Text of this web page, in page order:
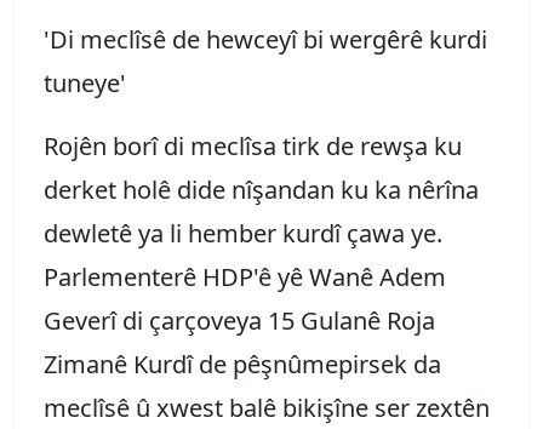
'Di meclîsê de hewceyî bi wergêrê kurdi
tuneye'
Rojên borî di meclîsa tirk de rewşa ku
derket holê dide nîşandan ku ka nêrîna
dewletê ya li hember kurdî çawa ye.
Parlementerê HDP'ê yê Wanê Adem
Geverî di çarçoveya 15 Gulanê Roja
Zimanê Kurdî de pêşnûmepirsek da
meclîsê û xwest balê bikişîne ser zextên